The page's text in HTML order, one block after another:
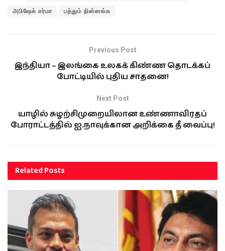
அபிஷேக் சர்மா பத்தும் நிஸ்ஸங்க
Previous Post
இந்தியா – இலங்கை உலகக் கிண்ண தொடக்கப்
போட்டியில் புதிய சாதனை!
Next Post
யாழில் சுழற்சிமுறையிலான உண்ணாவிரதப்
போராட்டத்தில் ஐ.நாவுக்கான அறிக்கை தீ வைப்பு!
RelatedPosts